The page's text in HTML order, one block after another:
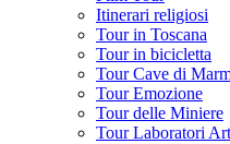
Itinerari religiosi
Tour in Toscana
Tour in bicicletta
Tour Cave di
Tour Emozione
Tour delle Miniere
Tour Laboratori